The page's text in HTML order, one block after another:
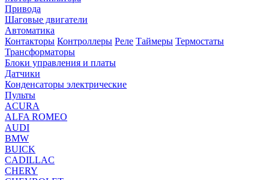
Привода
Шаговые двигатели
Автоматика
Контакторы Контроллеры Реле Таймеры Термостаты
Трансформаторы
Блоки управления и платы
Датчики
Конденсаторы электрические
Пульты
ACURA
ALFA ROMEO
AUDI
BMW
BUICK
CADILLAC
CHERY